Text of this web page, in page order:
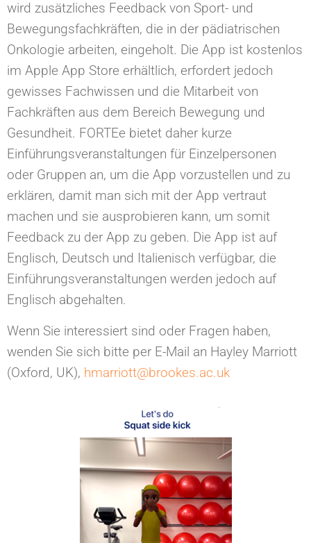
wird zusätzliches Feedback von Sport- und
Bewegungsfachkräften, die in der pädiatrischen
Onkologie arbeiten, eingeholt. Die App ist kostenlos
im Apple App Store erhältlich, erfordert jedoch
gewisses Fachwissen und die Mitarbeit von
Fachkräften aus dem Bereich Bewegung und
Gesundheit. FORTEe bietet daher kurze
Einführungsveranstaltungen für Einzelpersonen
oder Gruppen an, um die App vorzustellen und zu
erklären, damit man sich mit der App vertraut
machen und sie ausprobieren kann, um somit
Feedback zu der App zu geben. Die App ist auf
Englisch, Deutsch und Italienisch verfügbar, die
Einführungsveranstaltungen werden jedoch auf
Englisch abgehalten.
Wenn Sie interessiert sind oder Fragen haben,
wenden Sie sich bitte per E-Mail an Hayley Marriott
(Oxford, UK), hmarriott@brookes.ac.uk